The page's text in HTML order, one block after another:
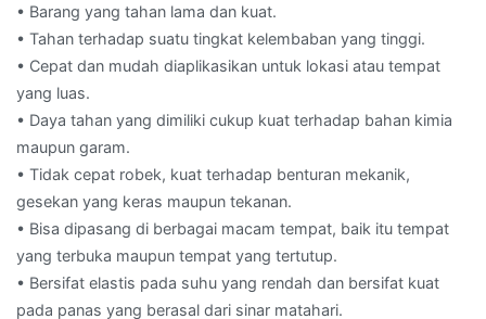
• Barang yang tahan lama dan kuat.
• Tahan terhadap suatu tingkat kelembaban yang tinggi.
• Cepat dan mudah diaplikasikan untuk lokasi atau tempat
yang luas.
• Daya tahan yang dimiliki cukup kuat terhadap bahan kimia
maupun garam.
• Tidak cepat robek, kuat terhadap benturan mekanik,
gesekan yang keras maupun tekanan.
• Bisa dipasang di berbagai macam tempat, baik itu tempat
yang terbuka maupun tempat yang tertutup.
• Bersifat elastis pada suhu yang rendah dan bersifat kuat
pada panas yang berasal dari sinar matahari.